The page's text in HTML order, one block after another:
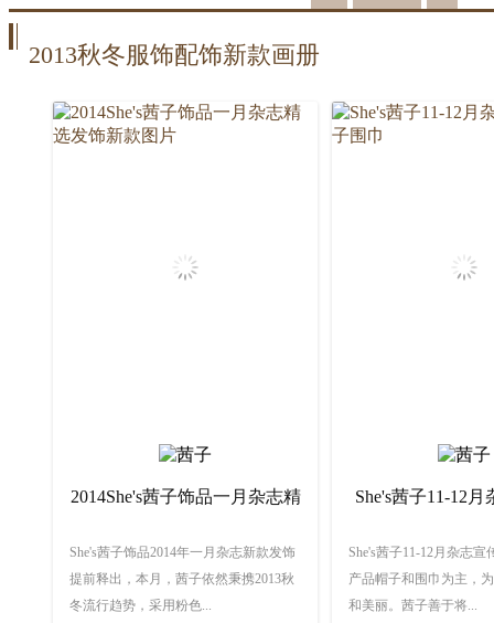
2013秋冬服饰配饰新款画册
2014She's茜子饰品一月杂志精
She's茜子饰品2014年一月杂志新款发饰
提前释出，本月，茜子依然秉携2013秋
冬流行趋势，采用粉色...
She's茜子11-12
She's茜子11-12月杂志
产品帽子和围巾为主，
和美丽。茜子善于将...